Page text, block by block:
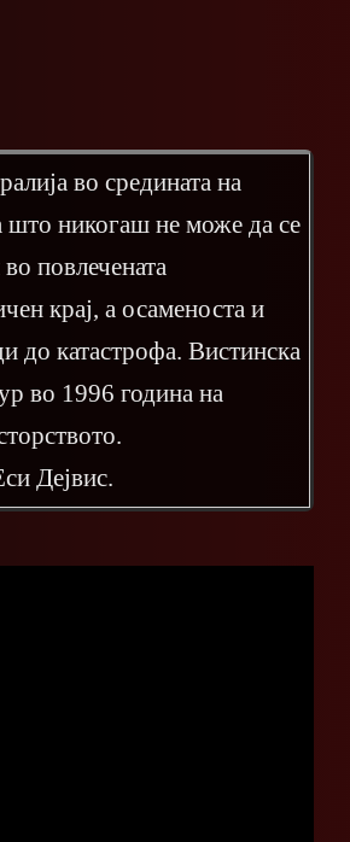
во средината на
што никогаш не може да се
повлечената
крај, а осаменоста и
до катастрофа. Вистинска
во 1996 година на
Дејвис.